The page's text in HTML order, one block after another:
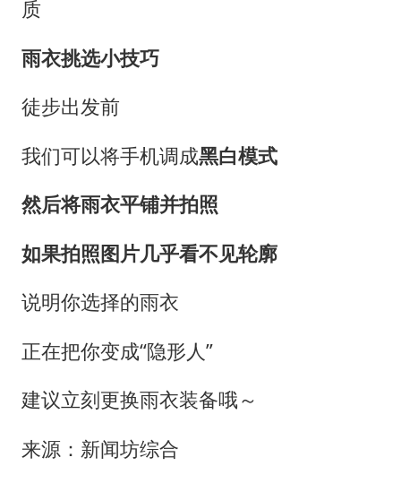
质
雨衣挑选小技巧
徒步出发前
我们可以将手机调成黑白模式
然后将雨衣平铺并拍照
如果拍照图片几乎看不见轮廓
说明你选择的雨衣
正在把你变成“隐形人”
建议立刻更换雨衣装备哦～
来源：新闻坊综合